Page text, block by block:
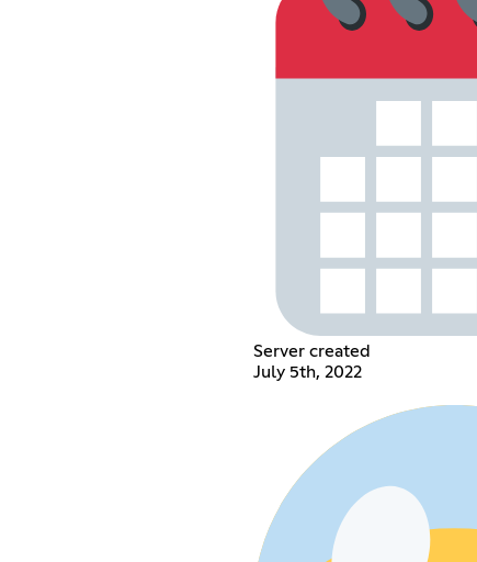
Server created
July 5th, 2022